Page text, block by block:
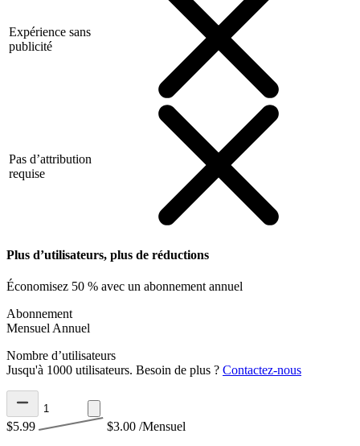
Expérience sans
publicité
Pas d’attribution
requise
Plus d’utilisateurs, plus de réductions
Économisez 50 % avec un abonnement annuel
Abonnement
Mensuel Annuel
Nombre d’utilisateurs
Jusqu'à 1000 utilisateurs. Besoin de plus ? Contactez-nous
$5.99 $3.00 /Mensuel